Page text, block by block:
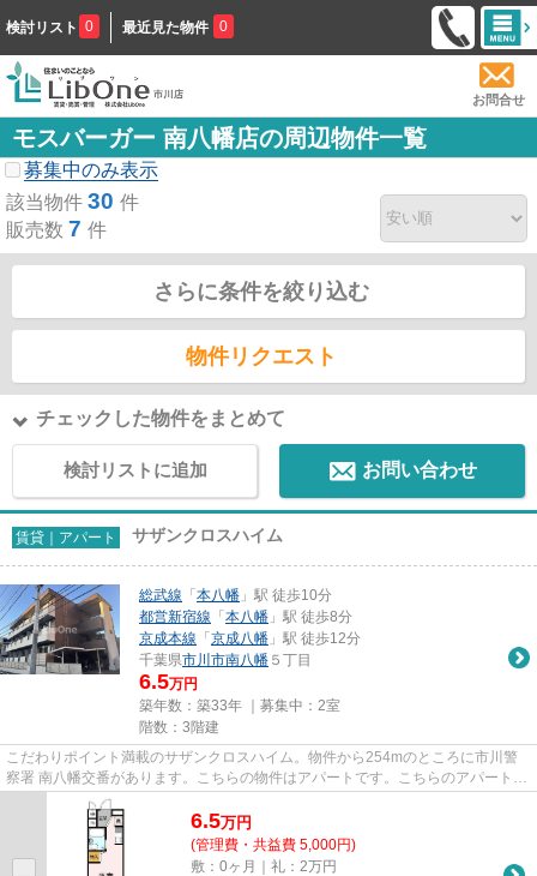
検討リスト 0 最近見た物件 0
お問合せ
モスバーガー 南八幡店の周辺物件一覧
募集中のみ表示
該当物件 30 件
販売数 7 件
さらに条件を絞り込む
物件リクエスト
チェックした物件をまとめて
検討リストに追加 お問い合わせ
賃貸｜アパート サザンクロスハイム
総武線 「 本八幡 」駅 徒歩10分
都営新宿線 「 本八幡 」駅 徒歩8分
京成本線 「 京成八幡 」駅 徒歩12分
千葉県市川市南八幡 ５丁目
6.5万円
築年数：築33年 ｜募集中： 2室
階数：3階建
こだわりポイント満載のサザンクロスハイム。物件から254mのところに市川警
察署 南八幡交番があります。こちらの物件はアパートです。こちらのアパートで
は初期費用をカードでお支払い...
6.5万円
(管理費・共益費 5,000円)
敷：0ヶ月｜礼：2万円